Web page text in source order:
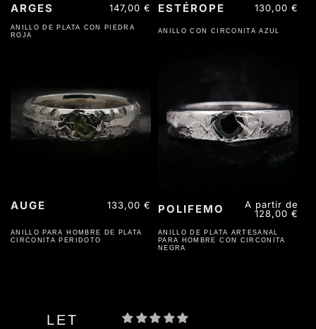
ANILLO DE PLATA CON PIEDRA
ROJA
ARGES
Precio
habitual
147,00 €
ANILLO CON CIRCONITA AZUL
ESTÉROPE
Precio
habitual
130,00 €
ANILLO PARA HOMBRE DE PLATA
CIRCONITA PERIDOTO
AUGE
Precio
habitual
133,00 €
ANILLO DE PLATA ARTESANAL
PARA HOMBRE CON CIRCONITA
NEGRA
POLIFEMO
Precio
habitual
A partir de
128,00 €
LET